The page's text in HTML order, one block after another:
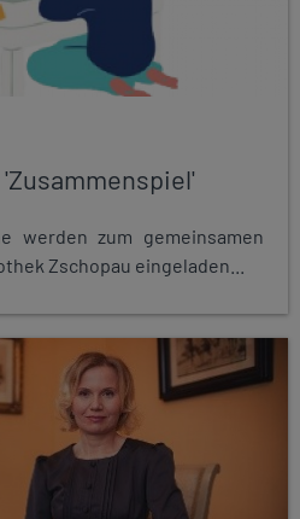
werden zum gemeinsamen
Zschopau eingeladen...